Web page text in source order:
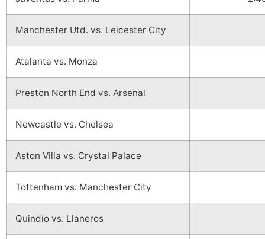
Manchester Utd. vs. Leicester City
Atalanta vs. Monza
Preston North End vs. Arsenal
Newcastle vs. Chelsea
Aston Villa vs. Crystal Palace
Tottenham vs. Manchester City
Quindío vs. Llaneros